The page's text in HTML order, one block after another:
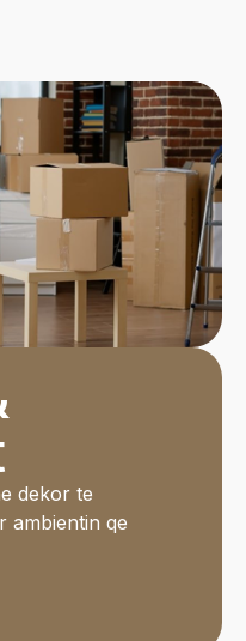
dekor te
ambientin qe